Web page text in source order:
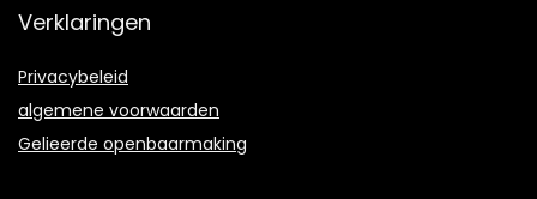
Verklaringen
Privacybeleid
algemene voorwaarden
Gelieerde openbaarmaking